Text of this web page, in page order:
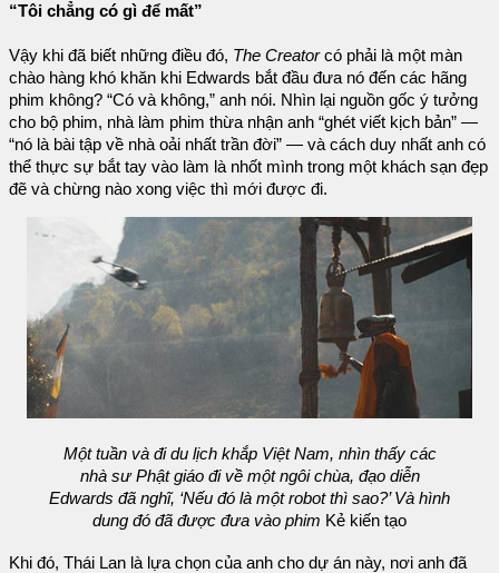
“Tôi chẳng có gì để mất”
Vậy khi đã biết những điều đó, The Creatorcó phải là một màn
chào hàng khó khăn khi Edwards bắt đầu đưa nó đến các hãng
phim không? “Có và không,” anh nói. Nhìn lại nguồn gốc ý tưởng
cho bộ phim, nhà làm phim thừa nhận anh “ghét viết kịch bản” —
“nó là bài tập về nhà oải nhất trần đời” — và cách duy nhất anh có
thể thực sự bắt tay vào làm là nhốt mình trong một khách sạn đẹp
đẽ và chừng nào xong việc thì mới được đi.
Một tuần và đi du lịch khắp Việt Nam, nhìn thấy các
nhà sư Phật giáo đi về một ngôi chùa, đạo diễn
Edwards đã nghĩ, ‘Nếu đó là một robot thì sao?’ Và hình
dung đó đã được đưa vào phim Kẻ kiến tạo
Khi đó, Thái Lan là lựa chọn của anh cho dự án này, nơi anh đã